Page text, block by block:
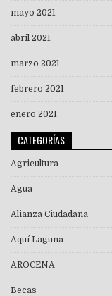
mayo 2021
abril 2021
marzo 2021
febrero 2021
enero 2021
CATEGORÍAS
Agricultura
Agua
Alianza Ciudadana
Aquí Laguna
AROCENA
Becas